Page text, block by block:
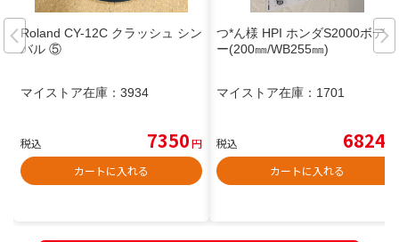
Roland CY-12C クラッシュ シン
バル ⑤
マイストア在庫： 3934
税込 7350円
カートに入れる
つ*ん様 HPI ホンダS2000ボディ
ー(200㎜/WB255㎜)
マイストア在庫： 1701
税込 6824
カートに入れる